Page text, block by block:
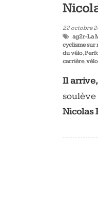
22 octobre
ag2r-La
cyclisme sur
du vélo,
carrière,vélo
Il arrive,
soulève
Nicolas